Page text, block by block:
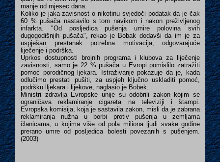
manje od mjesec dana.
Koliko je jaka zavisnost o nikotinu svjedoči podatak da je čak
60 % pušača nastavilo s tom navikom i nakon preživljenog
infarkta. "Od posljedica pušenja umire polovina svih
dugogodišnjih pušača", rekao je Bobak dodavši da im je za
uspješan prestanak potrebna motivacija, odgovarajuće
liječenje i podrška.
Uprkos dostupnosti brojnih programa i klubova za liječenje
zavisnosti, samo je 22 % pušača u Evropi pomislilo zatražiti
pomoć porodičnog ljekara. Istraživanje pokazuje da je, kada
odlučimo prestati pušiti, za uspjeh ključno uskladiti pomoć,
podršku lljekara i lijekove, naglasio je Bobek.
Ministri zdravlja Evropske unije su odobrili zakon kojim se
ograničava reklamiranje cigareta na televiziji i štampi.
Evropska komisija, koja je sastavila zakon, misli da je zabrana
reklamiranja nužna u borbi protiv pušenja u zemljama
članicama, u kojima više od pola miliona ljudi svake godine
prerano umre od posljedica bolesti povezanih s pušenjem.
(2003)